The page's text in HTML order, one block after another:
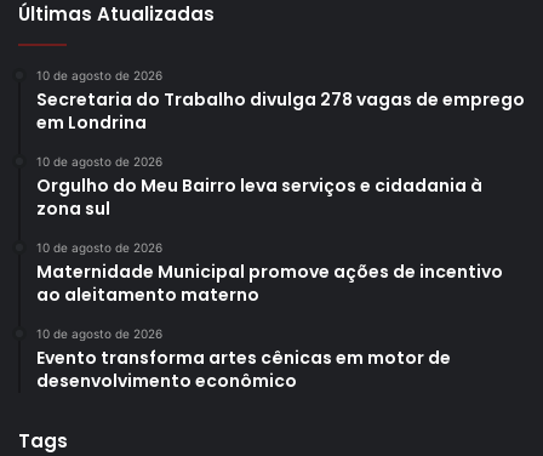
Últimas Atualizadas
10 de agosto de 2026
Secretaria do Trabalho divulga 278 vagas de emprego
em Londrina
10 de agosto de 2026
Orgulho do Meu Bairro leva serviços e cidadania à
zona sul
10 de agosto de 2026
Maternidade Municipal promove ações de incentivo
ao aleitamento materno
10 de agosto de 2026
Evento transforma artes cênicas em motor de
desenvolvimento econômico
Tags